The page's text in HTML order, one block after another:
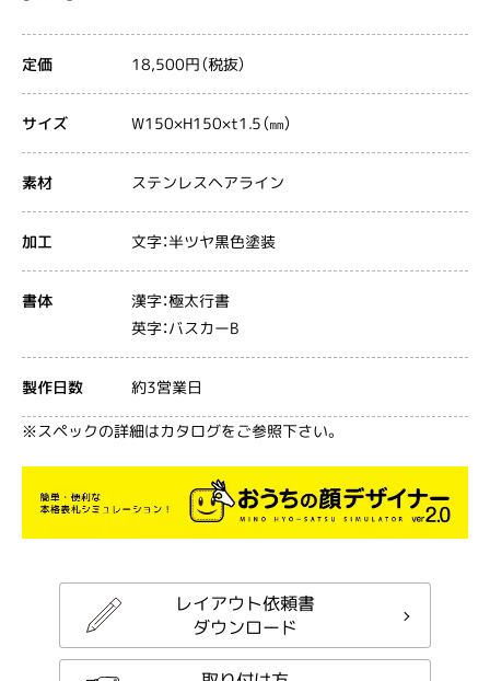
定価 18,500円（税抜）
サイズ W150×H150×t1.5（㎜）
素材 ステンレスヘアライン
加工 文字：半ツヤ黒色塗装
書体 漢字：極太行書
英字：バスカーB
製作日数 約3営業日
※スペックの詳細はカタログをご参照下さい。
レイアウト依頼書
ダウンロード